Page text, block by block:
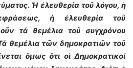
Ἡ ἐλευθερία τοῦ λόγου, ἡ
ἡ ἐλευθερία τοῦ
τά θεμέλια τοῦ συγχρόνου
θεμέλια τῶν δημοκρατιῶν τοῦ
ὅμως ὅτι οἱ Δημοκρατικοί